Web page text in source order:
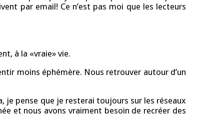
par email! Ce n’est pas moi que les lecteurs
à la «vraie» vie.
moins éphémère. Nous retrouver autour d’un
je pense que je resterai toujours sur les réseaux
et nous avons vraiment besoin de recréer des